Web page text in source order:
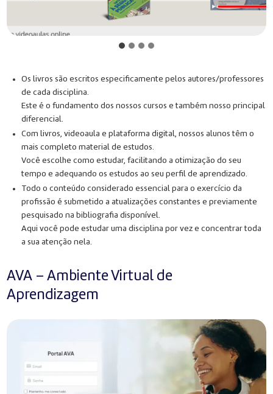
Os livros são escritos especificamente pelos autores/professores
de cada disciplina.
Este é o fundamento dos nossos cursos e também nosso principal
diferencial.
Com livros, videoaula e plataforma digital, nossos alunos têm o
mais completo material de estudos.
Você escolhe como estudar, facilitando a otimização do seu
tempo e adequando os estudos ao seu perfil de aprendizado.
Todo o conteúdo considerado essencial para o exercício da
profissão é submetido a atualizações constantes e previamente
pesquisado na bibliografia disponível.
Aqui você pode estudar uma disciplina por vez e concentrar toda
a sua atenção nela.
AVA – Ambiente Virtual de
Aprendizagem